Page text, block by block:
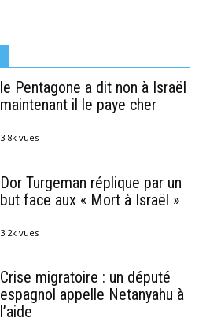
le Pentagone a dit non à Israël
maintenant il le paye cher
3.8k vues
Dor Turgeman réplique par un
but face aux « Mort à Israël »
3.2k vues
Crise migratoire : un député
espagnol appelle Netanyahu à
l’aide